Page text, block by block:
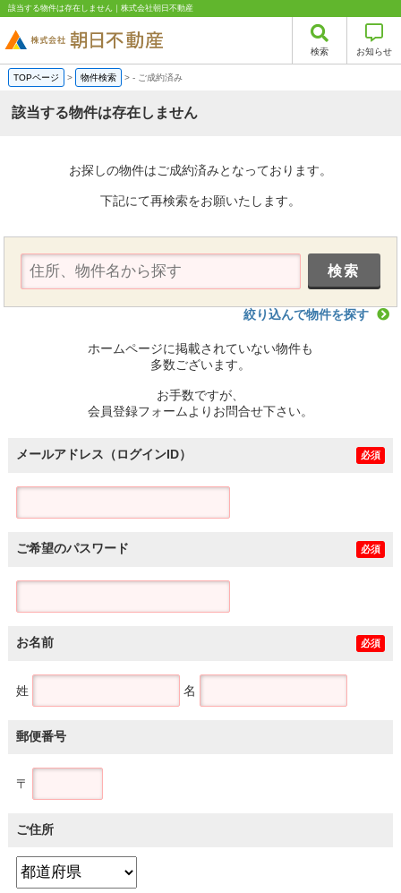
該当する物件は存在しません｜株式会社朝日不動産
検索 お知らせ
TOPページ > 物件検索 >- ご成約済み
該当する物件は存在しません
お探しの物件はご成約済みとなっております。
下記にて再検索をお願いたします。
絞り込んで物件を探す
ホームページに掲載されていない物件も
多数ございます。
お手数ですが、
会員登録フォームよりお問合せ下さい。
メールアドレス（ログインID） 必須
ご希望のパスワード 必須
お名前 必須
姓 名
郵便番号
〒
ご住所